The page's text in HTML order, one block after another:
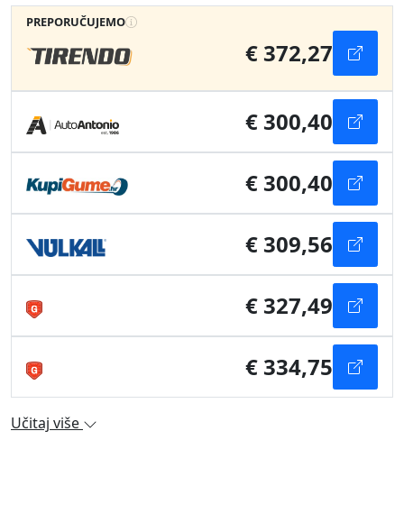
PREPORUČUJEMO
€ 372,27
€ 300,40
€ 300,40
€ 309,56
€ 327,49
€ 334,75
Učitaj više